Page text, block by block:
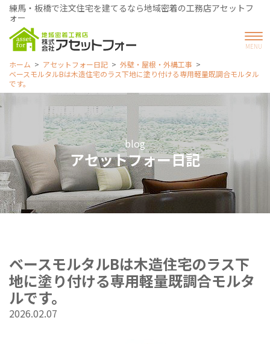
練馬・板橋で注文住宅を建てるなら地域密着の工務店アセットフ
ォー
ホーム アセットフォー日記
外壁・屋根・外構工事
ベースモルタルBは木造住宅のラス下地に塗り付ける専用軽量既調合モルタル
です。
blog
アセットフォー日記
ベースモルタルBは木造住宅のラス下
地に塗り付ける専用軽量既調合モルタ
ルです。
2026.02.07